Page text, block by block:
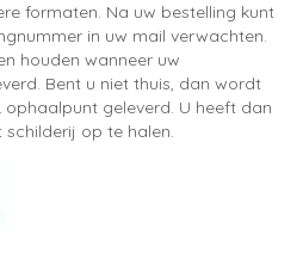
formaten. Na uw bestelling kunt
in uw mail verwachten.
houden wanneer uw
Bent u niet thuis, dan wordt
ophaalpunt geleverd. U heeft dan
op te halen.